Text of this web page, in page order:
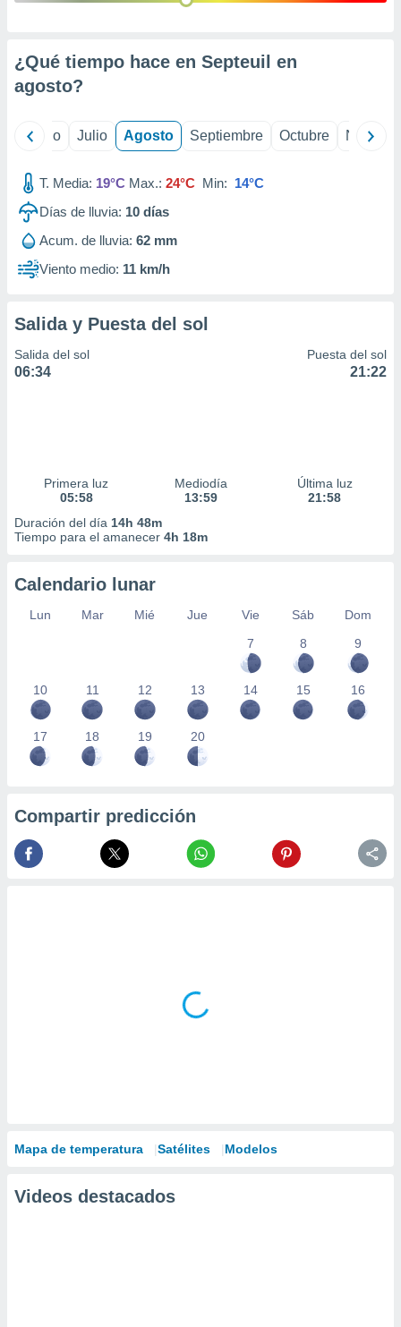
e
mediante
publicidad
publicidad
de
1199
¿Qué tiempo hace en Septeuil en
agosto?
Junio Julio Agosto Septiembre Octubre
T. Media: 19°C Max.: 24°C Min: 14°C
Días de lluvia: 10 días
Acum. de lluvia: 62 mm
Viento medio: 11 km/h
Salida y Puesta del sol
Salida del sol
06:34
Puesta del sol
21:22
Primera luz
05:58
Mediodía
13:59
Última luz
21:58
Duración del día 14h 48m
Tiempo para el amanecer 4h 18m
Calendario lunar
Lun Mar Mié Jue Vie Sáb
Dom
7
8 9
10 11 12 13 14 15 16
17 18 19 20
Compartir predicción
Mapa de temperatura Satélites Modelos
Videos destacados